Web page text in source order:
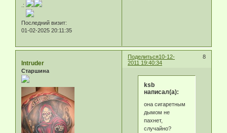
.:
Последний визит:
01-02-2025 20:11:35
Поделиться 8
10-12-
2011 19:40:34
Intruder
Старшина
ksb
написал(а):
она сигаретным
дымом не
пахнет,
случайно?